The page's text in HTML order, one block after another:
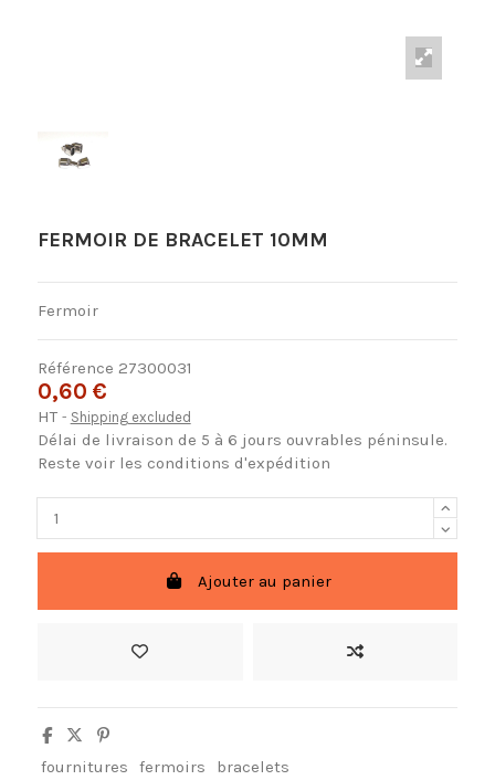
FERMOIR DE BRACELET 10MM
Fermoir
Référence 27300031
0,60 €
HT Shipping excluded
Délai de livraison de 5 à 6 jours ouvrables péninsule.
Reste voir les conditions d'expédition
Ajouter au panier
fournitures fermoirs bracelets